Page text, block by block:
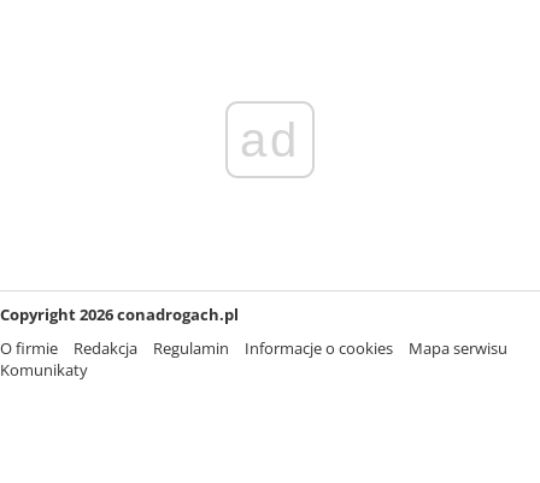
ad
Copyright 2026 conadrogach.pl
O firmie
Redakcja Regulamin Informacje o cookies
Mapa serwisu
Komunikaty